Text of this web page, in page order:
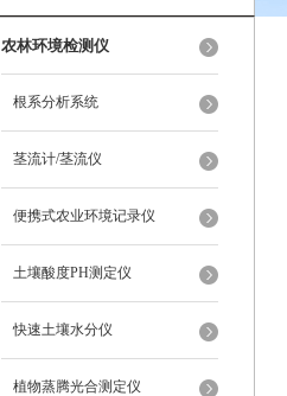
农林环境检测仪
根系分析系统
茎流计/茎流仪
便携式农业环境记录仪
土壤酸度PH测定仪
快速土壤水分仪
植物蒸腾光合测定仪